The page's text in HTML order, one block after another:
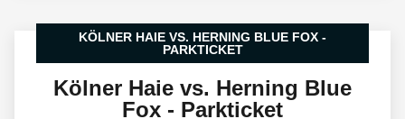
KÖLNER HAIE VS. HERNING BLUE FOX -
PARKTICKET
Kölner Haie vs. Herning Blue
Fox - Parkticket